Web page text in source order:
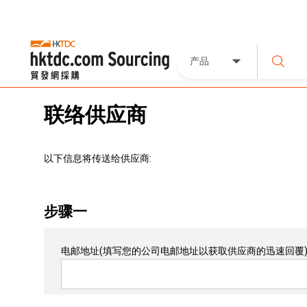
产品
联络供应商
以下信息将传送给供应商:
步骤一
电邮地址(填写您的公司电邮地址以获取供应商的迅速回覆)